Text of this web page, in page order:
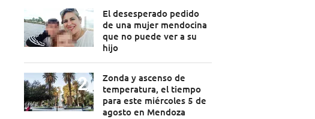
El desesperado pedido
de una mujer mendocina
que no puede ver a su
hijo
Zonda y ascenso de
temperatura, el tiempo
para este miércoles 5 de
agosto en Mendoza